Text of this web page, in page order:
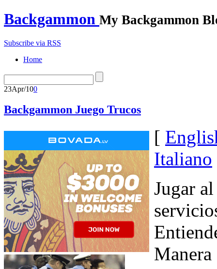
Backgammon My Backgammon
Subscribe via RSS
Home
23Apr/100
Backgammon Juego Trucos
[
Italiano
Jugar
Manera